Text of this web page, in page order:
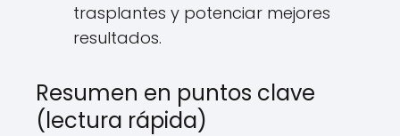
trasplantes y potenciar mejores
resultados.
Resumen en puntos clave
(lectura rápida)